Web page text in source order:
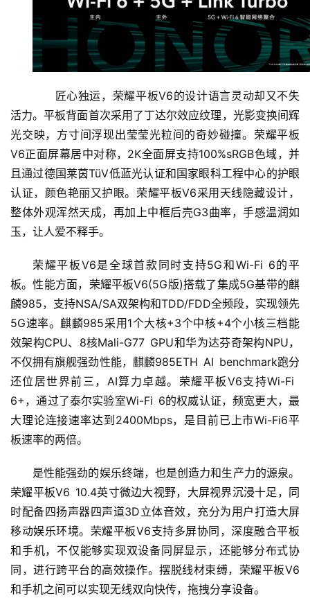
页
新
商
业
5
G
人
能
A
I
科
技
快
匠心独运，荣耀平板V6的设计语言灵动却又不失
活力。平板背面首次采用了丁达尔效应纹理，光影变换间辉
光交映，方寸间浮现出莹莹光粒间的奇妙碰撞。荣耀平板
V6正面屏幕居中对称，2K全面屏支持100%sRGB色域，并
且通过德国莱茵TüV低蓝光认证和国家眼科工程中心的护眼
认证，颜色艳丽又护眼。荣耀平板V6采用天线隐藏设计，
整体外观浑然天成，再加上中框后壳G3曲率，手感温润如
玉，让人爱不释手。
荣耀平板V6是全球首款同时支持5G和Wi-Fi 6的平
板。性能方面，荣耀平板V6(5G版)搭载了集成5G基带的麒
麟985，支持NSA/SA双架构和TDD/FDD全频段，实现领先
5G速率。麒麟985采用1个大核+3个中核+4个小核三档能
效架构CPU、8核Mali-G77 GPU和华为达芬奇架构NPU，
不仅拥有旗舰强劲性能，麒麟985ETH AI benchmark跑分
还位居世界前三，AI算力卓越。荣耀平板V6支持Wi-Fi
6+，通过了泰尔实验室Wi-Fi 6的权威认证，频宽更大，最
大理论连接速率达到2400Mbps，是目前已上市Wi-Fi6平
板速率的两倍。
是性能强劲的娱乐终端，也是创造力和生产力的源泉。
荣耀平板V6 10.4英寸微边大视野，大屏视界沉浸十足，同
时配备四扬声器四声道3D立体音效，充分为用户打造大屏
移动娱乐环境。荣耀平板V6支持多屏协同，深度融合平板
和手机，不仅能够实现双设备同屏显示，还能够分布式协
同，进行跨平台的高效操作。摆脱线材束缚，荣耀平板V6
和手机之间可以实现无线双向快传，拖拽分享设备。